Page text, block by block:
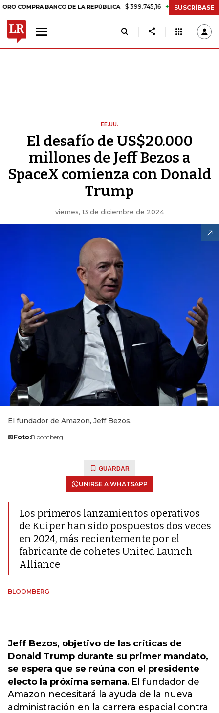
BANCO DE LA REPÚBLICA $ 399.745,16 +$ 2.295,71 +0,58%
SUSCRÍBASE
EE.UU.
El desafío de US$20.000
millones de Jeff Bezos a
SpaceX comienza con Donald
Trump
viernes, 13 de diciembre de 2024
El fundador de Amazon, Jeff Bezos.
Foto:Bloomberg
GUARDAR
UNIRSE A WHATSAPP
Los primeros lanzamientos operativos
de Kuiper han sido pospuestos dos veces
en 2024, más recientemente por el
fabricante de cohetes United Launch
Alliance
BLOOMBERG
Jeff Bezos, objetivo de las críticas de
Donald Trump durante su primer mandato,
se espera que se reúna con el presidente
electo la próxima semana. El fundador de
Amazon necesitará la ayuda de la nueva
administración en la carrera espacial contra